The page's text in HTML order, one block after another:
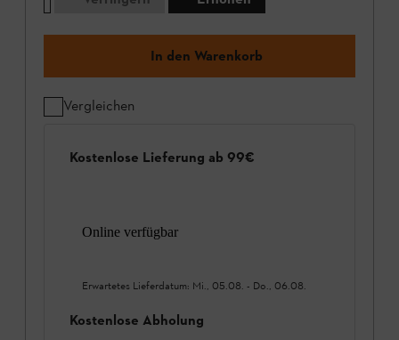
In den Warenkorb
Vergleichen
Kostenlose Lieferung ab 99€
Online verfügbar
Erwartetes Lieferdatum: Mi., 05.08. - Do., 06.08.
Kostenlose Abholung